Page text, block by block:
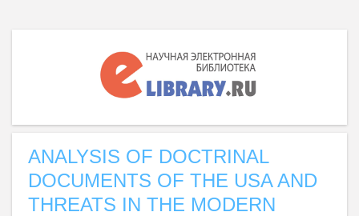
ANALYSIS OF DOCTRINAL
DOCUMENTS OF THE USA AND
THREATS IN THE MODERN